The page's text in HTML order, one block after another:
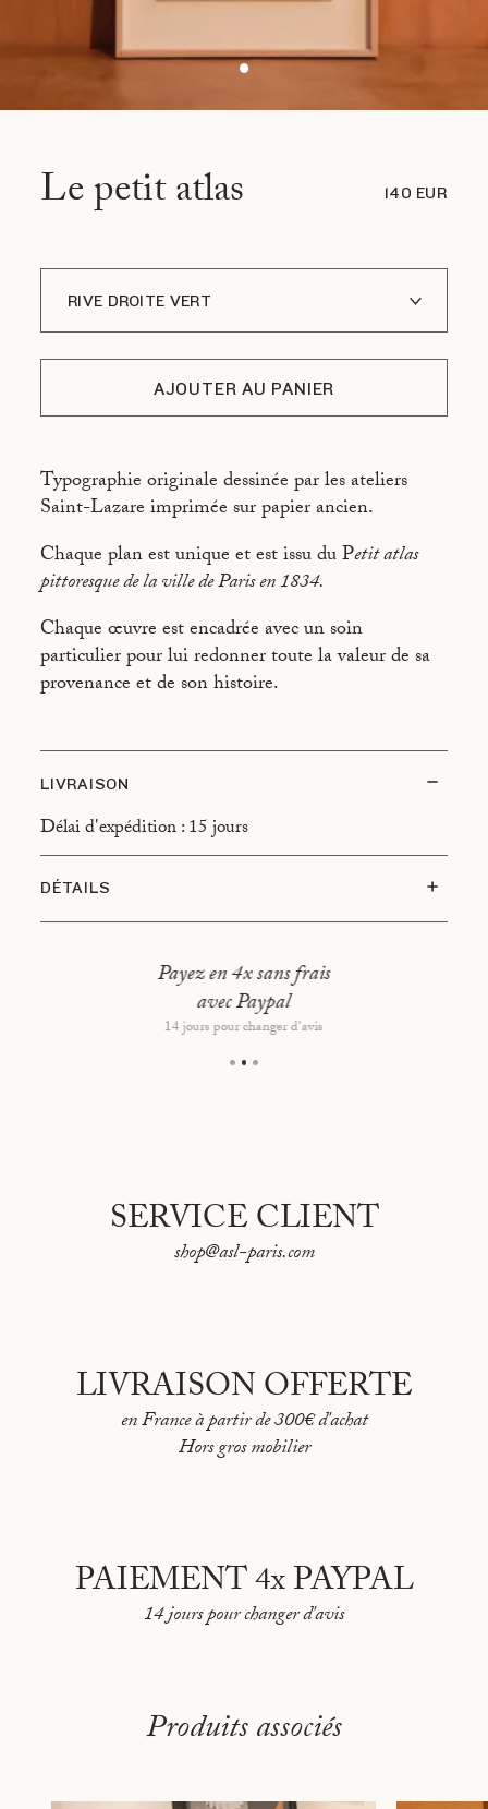
Le petit atlas 140 EUR
RIVE DROITE VERT
PARIS PARIS PARIS VERT
AJOUTER AU PANIER
Typographie originale dessinée par les ateliers
Saint-Lazare imprimée sur papier ancien.
Chaque plan est unique et est issu du Petit atlas
pittoresque de la ville de Paris en 1834.
Chaque œuvre est encadrée avec un soin
particulier pour lui redonner toute la valeur de sa
provenance et de son histoire.
LIVRAISON
Délai d'expédition : 15 jours
DÉTAILS
Dimensions hors tout : 37x47cm
Papier sélectionné aléatoirement dans le
pittoresque de la ville de Paris en 1834.
Payez en 4x sans frais
avec Paypal
14 jours pour changer d'avis
SERVICE CLIENT
shop@asl-paris.com
LIVRAISON OFFERTE
en France à partir de 300€ d'achat
Hors gros mobilier
PAIEMENT 4x PAYPAL
14 jours pour changer d'avis
Produits associés